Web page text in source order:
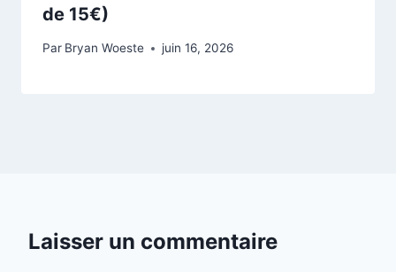
de 15€)
Par Bryan Woeste juin 16, 2026
Laisser un commentaire